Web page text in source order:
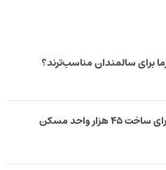
برای سالمندان مناسب‌ترند؟
آماده سازی زمین برای ساخت ۴۵ هزار واحد مسکن